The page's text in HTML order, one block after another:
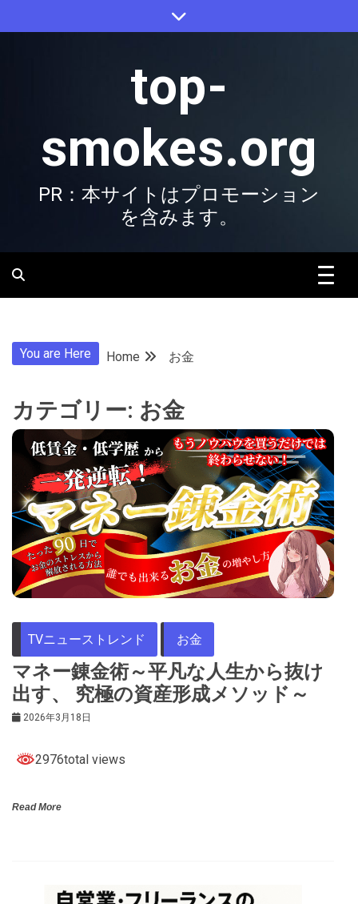
to
top-
smokes.org
PR：本サイトはプロモーション
を含みます。
You are Here Home お金
カテゴリー: お金
TVニューストレンド お金
マネー錬金術～平凡な人生から抜け
出す、 究極の資産形成メソッド～
2026年3月18日
2976total views
Read More